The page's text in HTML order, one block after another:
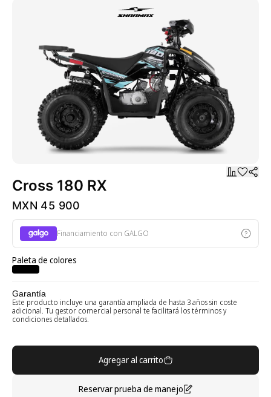
Cross 180 RX
MXN 45 900
Financiamiento con GALGO
Paleta de colores
Garantía
Este producto incluye una garantía ampliada de hasta 3 años sin coste
adicional. Tu gestor comercial personal te facilitará los términos y
condiciones detallados.
Agregar al carrito
Reservar prueba de manejo